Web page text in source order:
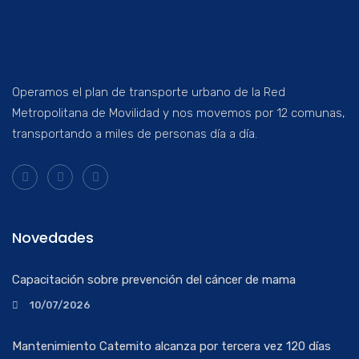
Operamos el plan de transporte urbano de la Red
Metropolitana de Movilidad y nos movemos por 12 comunas,
transportando a miles de personas día a día.
Novedades
Capacitación sobre prevención del cáncer de mama
10/07/2026
Mantenimiento Catemito alcanza por tercera vez 120 días